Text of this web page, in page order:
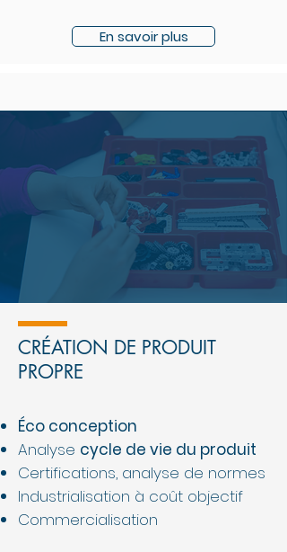
En savoir plus
CRÉATION DE PRODUIT
PROPRE
Éco conception
Analyse cycle de vie du produit
Certifications, analyse de normes
Industrialisation à coût objectif
Commercialisation